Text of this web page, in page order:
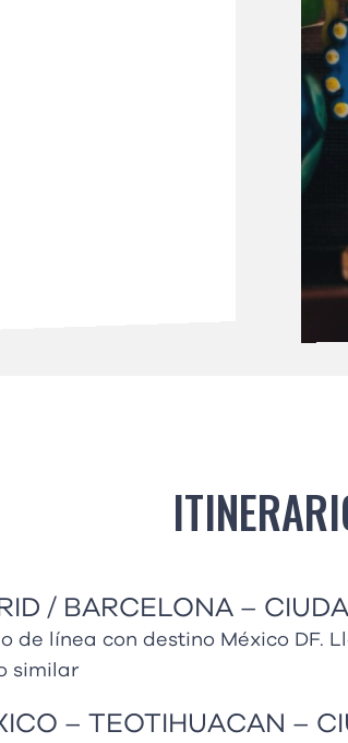
/ BARCELONA –
de línea con destino México DF.
similar
– TEOTIHUACAN –